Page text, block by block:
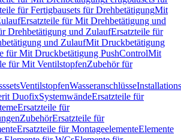
für Fertigbausets für DrehbetätigungMit
Ersatzteile für Mit Drehbetätigung und
Drehbetätigung und ZulaufErsatzteile für
und ZulaufMit Druckbetätigung
für Mit Druckbetätigung PushControlMit
für Mit VentilstopfenZubehör für
VentilstopfenWasseranschlüsse
DuofixSystemwändeErsatzteile für
Ersatzteile für
ZubehörErsatzteile für
Ersatzteile für MontageelementeElemente